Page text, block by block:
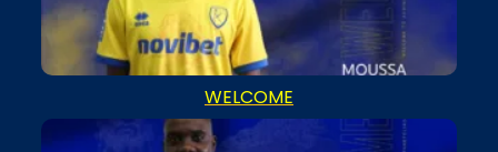
WELCOME